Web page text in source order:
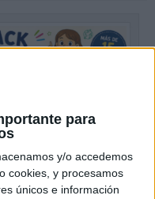
para
y/o accedemos
cookies, y procesamos
únicos e información